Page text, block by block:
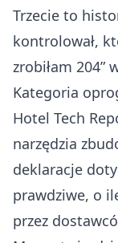
Trzecie to
kontrolował,
zrobiłam 204”
Kategoria
Hotel Tech
narzędzia
deklaracje
prawdziwe, o
przez